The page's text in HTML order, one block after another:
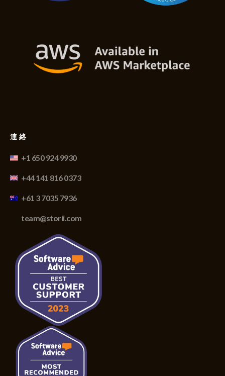
連絡
+1 650 924 9930
+44 141 816 0373
+61 3 7035 7936
team@storii.com